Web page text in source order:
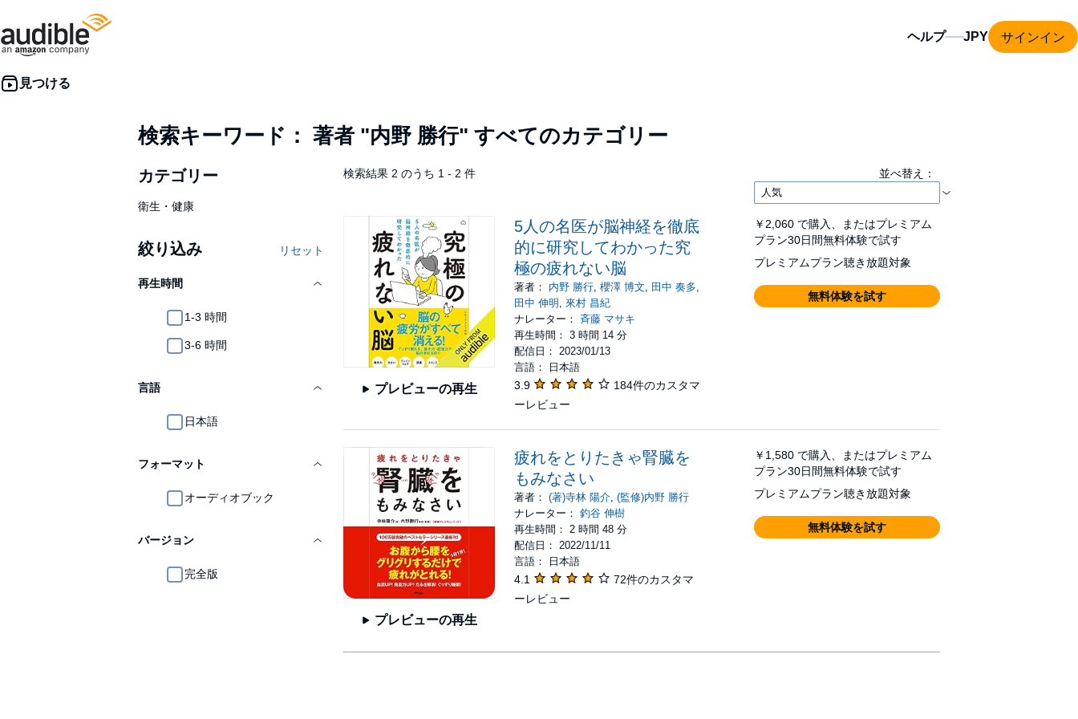
ヘルプ サインイン
検索キーワード： 著者 "内野 勝行" すべてのカテゴリー
カテゴリー
衛生・健康
絞り込み リセット
再生時間
1-3 時間
3-6 時間
言語
日本語
フォーマット
オーディオブック
バージョン
完全版
検索結果 2 のうち 1 - 2 件 並べ替え：
プレビューの再生
5人の名医が脳神経を徹底
的に研究してわかった究
極の疲れない脳
著者： 内野 勝行,櫻澤 博文, 田中 奏多,
田中 伸明 ,來村 昌紀
ナレーター：斉藤 マサキ
再生時間： 3 時間 14 分
配信日： 2023/01/13
言語： 日本語
3.9
184件のカスタマ
ーレビュー
￥2,060 で購入、またはプレミアム
プラン30日間無料体験で試す
プレミアムプラン聴き放題対象
無料体験を試す
プレビューの再生
疲れをとりたきゃ腎臓を
もみなさい
著者：(著)寺林 陽介,(監修)内野 勝行
ナレーター：釣谷 伸樹
再生時間： 2 時間 48 分
配信日： 2022/11/11
言語： 日本語
4.1
72件のカスタマ
ーレビュー
￥1,580 で購入、またはプレミアム
プラン30日間無料体験で試す
プレミアムプラン聴き放題対象
無料体験を試す